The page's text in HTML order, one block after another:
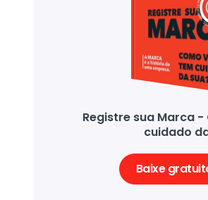
Registre sua Marca
cuidado
Baixe